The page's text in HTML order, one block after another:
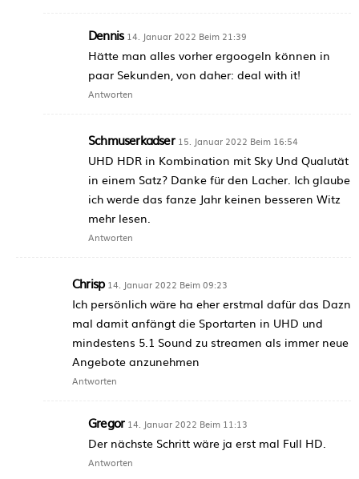
Dennis 14. Januar 2022 Beim 21:39
Hätte man alles vorher ergoogeln können in
paar Sekunden, von daher: deal with it!
Antworten
Schmuserkadser 15. Januar 2022 Beim 16:54
UHD HDR in Kombination mit Sky Und Qualutät
in einem Satz? Danke für den Lacher. Ich glaube
ich werde das fanze Jahr keinen besseren Witz
mehr lesen.
Antworten
Chrisp 14. Januar 2022 Beim 09:23
Ich persönlich wäre ha eher erstmal dafür das Dazn
mal damit anfängt die Sportarten in UHD und
mindestens 5.1 Sound zu streamen als immer neue
Angebote anzunehmen
Antworten
Gregor 14. Januar 2022 Beim 11:13
Der nächste Schritt wäre ja erst mal Full HD.
Antworten